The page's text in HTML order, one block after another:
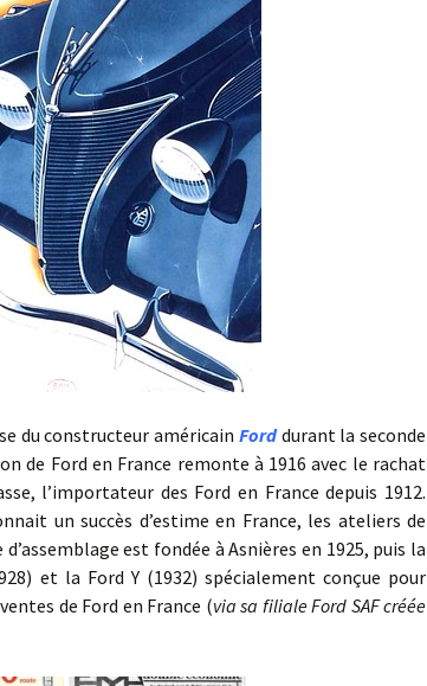
constructeur américain Forddurant la seconde
de Ford en France remonte à 1916 avec le rachat
l’importateur des Ford en France depuis 1912.
un succès d’estime en France, les ateliers de
est fondée à Asnières en 1925, puis la
et la Ford Y (1932) spécialement conçue pour
de Ford en France (via sa filiale Ford SAF créée